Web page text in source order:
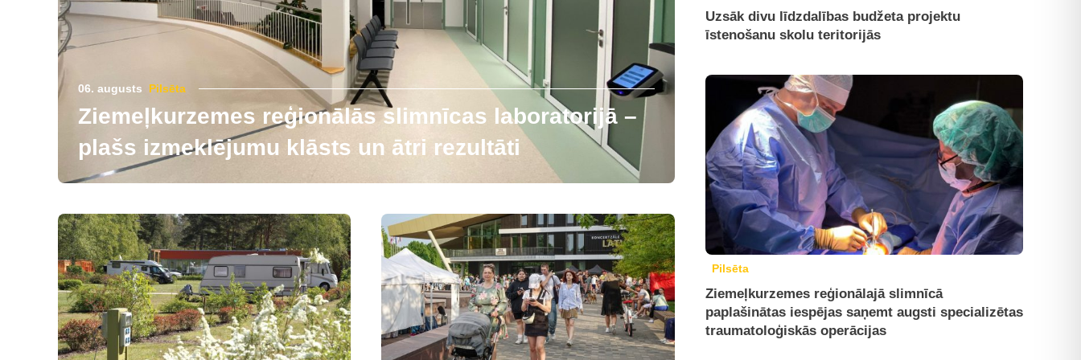
06. augusts Pilsēta
Ziemeļkurzemes reģionālās slimnīcas laboratorijā –
plašs izmeklējumu klāsts un ātri rezultāti
Uzsāk divu līdzdalības budžeta projektu
īstenošanu skolu teritorijās
Pilsēta
Ziemeļkurzemes reģionālajā slimnīcā
paplašinātas iespējas saņemt augsti specializētas
traumatoloģiskās operācijas